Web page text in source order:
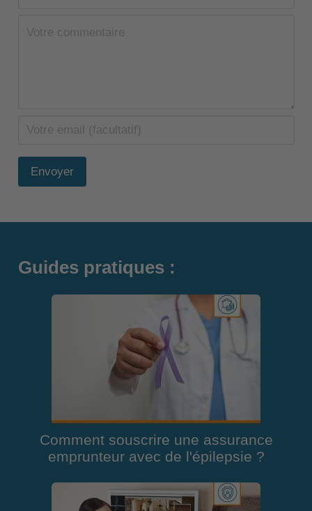
Envoyer
Guides pratiques :
Comment souscrire une assurance
emprunteur avec de l'épilepsie ?